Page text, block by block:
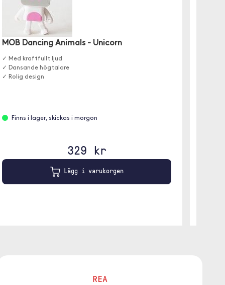
MOB Dancing Animals - Unicorn
✓ Med kraftfullt ljud
✓ Dansande högtalare
✓ Rolig design
Finns i lager, skickas i morgon
329 kr
Lägg i varukorgen
REA